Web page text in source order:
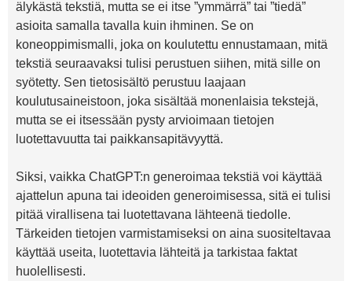
älykästä tekstiä, mutta se ei itse ”ymmärrä” tai ”tiedä”
asioita samalla tavalla kuin ihminen. Se on
koneoppimismalli, joka on koulutettu ennustamaan, mitä
tekstiä seuraavaksi tulisi perustuen siihen, mitä sille on
syötetty. Sen tietosisältö perustuu laajaan
koulutusaineistoon, joka sisältää monenlaisia tekstejä,
mutta se ei itsessään pysty arvioimaan tietojen
luotettavuutta tai paikkansapitävyyttä.
Siksi, vaikka ChatGPT:n generoimaa tekstiä voi käyttää
ajattelun apuna tai ideoiden generoimisessa, sitä ei tulisi
pitää virallisena tai luotettavana lähteenä tiedolle.
Tärkeiden tietojen varmistamiseksi on aina suositeltavaa
käyttää useita, luotettavia lähteitä ja tarkistaa faktat
huolellisesti.